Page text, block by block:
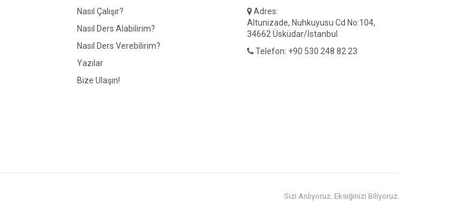
Nasıl Çalışır?
Nasıl Ders Alabilirim?
Nasıl Ders Verebilirim?
Yazılar
Bize Ulaşın!
Adres:
Altunizade, Nuhkuyusu Cd No:104,
34662 Üsküdar/İstanbul
Telefon: +90 530 248 82 23
Sizi Anlıyoruz. Eksiğinizi Biliyoruz.